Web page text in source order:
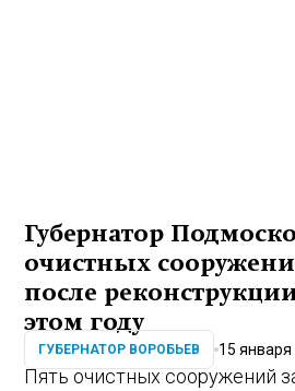
Губернатор
очистных
после
этом году
ГУБЕРНАТОР ВОРОБЬЕВ 15 января
Пять очистных сооружений